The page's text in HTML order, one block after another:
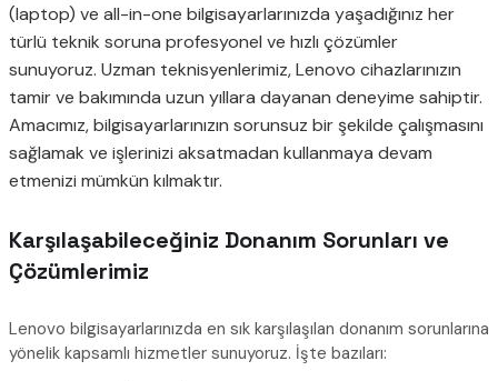
(laptop) ve all-in-one bilgisayarlarınızda yaşadığınız her
türlü teknik soruna profesyonel ve hızlı çözümler
sunuyoruz. Uzman teknisyenlerimiz, Lenovo cihazlarınızın
tamir ve bakımında uzun yıllara dayanan deneyime sahiptir.
Amacımız, bilgisayarlarınızın sorunsuz bir şekilde çalışmasını
sağlamak ve işlerinizi aksatmadan kullanmaya devam
etmenizi mümkün kılmaktır.
Karşılaşabileceğiniz Donanım Sorunları ve
Çözümlerimiz
Lenovo bilgisayarlarınızda en sık karşılaşılan donanım sorunlarına
yönelik kapsamlı hizmetler sunuyoruz. İşte bazıları: